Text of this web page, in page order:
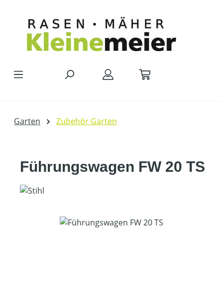
Garten Zubehör Garten
Führungswagen FW 20 TS
Bildergalerie überspringen